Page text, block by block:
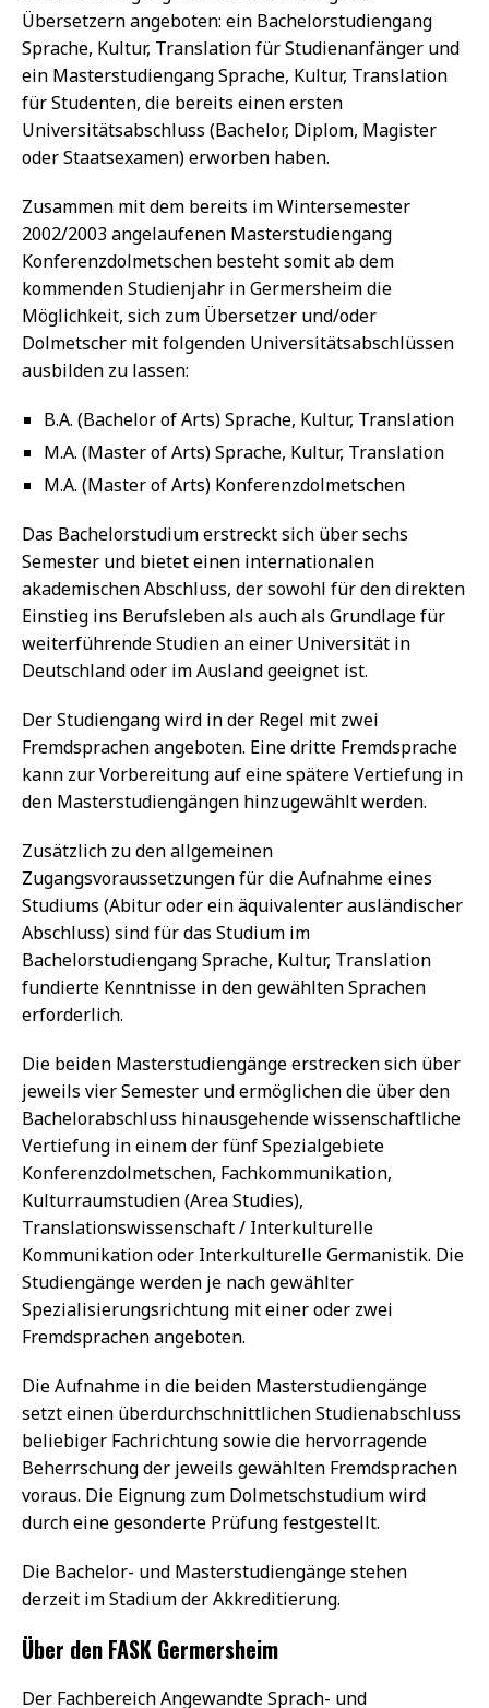
Übersetzern angeboten: ein Bachelorstudiengang
Sprache, Kultur, Translation für Studienanfänger und
ein Masterstudiengang Sprache, Kultur, Translation
für Studenten, die bereits einen ersten
Universitätsabschluss (Bachelor, Diplom, Magister
oder Staatsexamen) erworben haben.
Zusammen mit dem bereits im Wintersemester
2002/2003 angelaufenen Masterstudiengang
Konferenzdolmetschen besteht somit ab dem
kommenden Studienjahr in Germersheim die
Möglichkeit, sich zum Übersetzer und/oder
Dolmetscher mit folgenden Universitätsabschlüssen
ausbilden zu lassen:
B.A. (Bachelor of Arts) Sprache, Kultur, Translation
M.A. (Master of Arts) Sprache, Kultur, Translation
M.A. (Master of Arts) Konferenzdolmetschen
Das Bachelorstudium erstreckt sich über sechs
Semester und bietet einen internationalen
akademischen Abschluss, der sowohl für den direkten
Einstieg ins Berufsleben als auch als Grundlage für
weiterführende Studien an einer Universität in
Deutschland oder im Ausland geeignet ist.
Der Studiengang wird in der Regel mit zwei
Fremdsprachen angeboten. Eine dritte Fremdsprache
kann zur Vorbereitung auf eine spätere Vertiefung in
den Masterstudiengängen hinzugewählt werden.
Zusätzlich zu den allgemeinen
Zugangsvoraussetzungen für die Aufnahme eines
Studiums (Abitur oder ein äquivalenter ausländischer
Abschluss) sind für das Studium im
Bachelorstudiengang Sprache, Kultur, Translation
fundierte Kenntnisse in den gewählten Sprachen
erforderlich.
Die beiden Masterstudiengänge erstrecken sich über
jeweils vier Semester und ermöglichen die über den
Bachelorabschluss hinausgehende wissenschaftliche
Vertiefung in einem der fünf Spezialgebiete
Konferenzdolmetschen, Fachkommunikation,
Kulturraumstudien (Area Studies),
Translationswissenschaft / Interkulturelle
Kommunikation oder Interkulturelle Germanistik. Die
Studiengänge werden je nach gewählter
Spezialisierungsrichtung mit einer oder zwei
Fremdsprachen angeboten.
Die Aufnahme in die beiden Masterstudiengänge
setzt einen überdurchschnittlichen Studienabschluss
beliebiger Fachrichtung sowie die hervorragende
Beherrschung der jeweils gewählten Fremdsprachen
voraus. Die Eignung zum Dolmetschstudium wird
durch eine gesonderte Prüfung festgestellt.
Die Bachelor- und Masterstudiengänge stehen
derzeit im Stadium der Akkreditierung.
Über den FASK Germersheim
Der Fachbereich Angewandte Sprach- und